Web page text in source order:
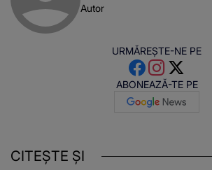
Autor
URMĂREȘTE-NE PE
ABONEAZĂ-TE PE
CITEȘTE ȘI